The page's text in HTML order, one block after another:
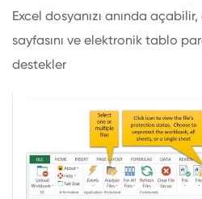
Excel dosyanızı anında
sayfasını ve elektronik tablo
destekler